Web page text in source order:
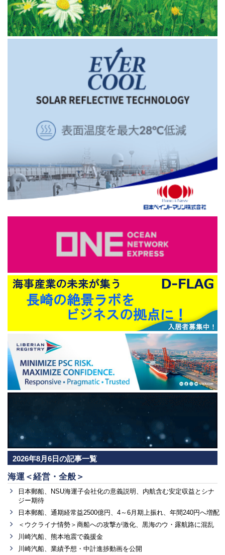
2026年8月6日の記事一覧
海運＜経営・全般＞
日本郵船、NSU海運子会社化の意義説明、内航含む安定収益とシナ
ジー期待
日本郵船、通期経常益2500億円、4～6月期上振れ、年間240円へ増配
＜ウクライナ情勢＞商船への攻撃が激化、黒海のウ・露航路に混乱
川崎汽船、熊本地震で義援金
川崎汽船、業績予想・中計進捗動画を公開